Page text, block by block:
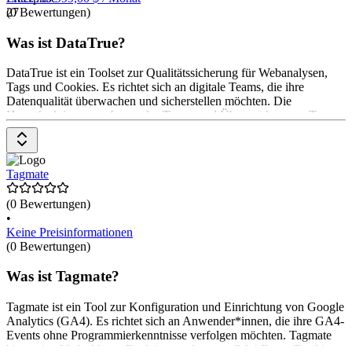
27
(0 Bewertungen)
Was ist DataTrue?
DataTrue ist ein Toolset zur Qualitätssicherung für Webanalysen,
Tags und Cookies. Es richtet sich an digitale Teams, die ihre
Datenqualität überwachen und sicherstellen möchten. Die
Hauptfunktionen umfassen das Testen und Überwachen von Tags
für Websites, mobile Apps und E-Mail-Kampagnen. Es bietet auch
Funktionen zur Überprüfung der Einhaltung von
Datenschutzbestimmungen und zur Warnung vor Datenlecks. Die
Preisgestaltung basiert auf verschiedenen Plänen, die auf die
spezifischen Bedürfnisse der Anwender*innen zugeschnitten sind.
Tagmate
(0 Bewertungen)
•
Keine Preisinformationen
(0 Bewertungen)
Was ist Tagmate?
Tagmate ist ein Tool zur Konfiguration und Einrichtung von Google
Analytics (GA4). Es richtet sich an Anwender*innen, die ihre GA4-
Events ohne Programmierkenntnisse verfolgen möchten. Tagmate